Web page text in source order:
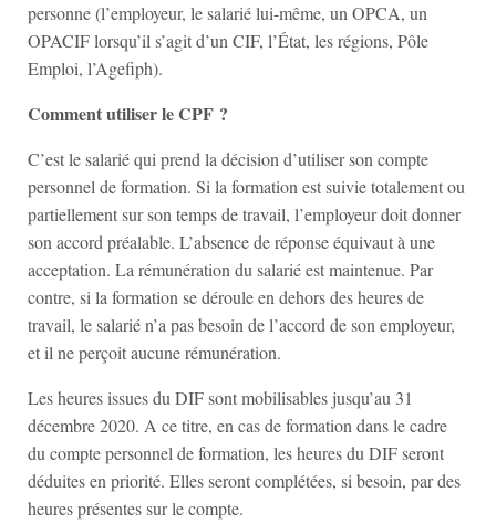
personne (l’employeur, le salarié lui-même, un OPCA, un
OPACIF lorsqu’il s’agit d’un CIF, l’État, les régions, Pôle
Emploi, l’Agefiph).
Comment utiliser le CPF ?
C’est le salarié qui prend la décision d’utiliser son compte
personnel de formation. Si la formation est suivie totalement ou
partiellement sur son temps de travail, l’employeur doit donner
son accord préalable. L’absence de réponse équivaut à une
acceptation. La rémunération du salarié est maintenue. Par
contre, si la formation se déroule en dehors des heures de
travail, le salarié n’a pas besoin de l’accord de son employeur,
et il ne perçoit aucune rémunération.
Les heures issues du DIF sont mobilisables jusqu’au 31
décembre 2020. A ce titre, en cas de formation dans le cadre
du compte personnel de formation, les heures du DIF seront
déduites en priorité. Elles seront complétées, si besoin, par des
heures présentes sur le compte.